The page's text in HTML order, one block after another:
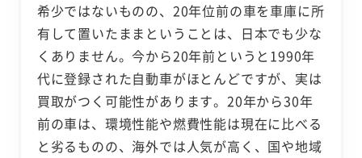
希少ではないものの、20年位前の車を車庫に所
有して置いたままということは、日本でも少な
くありません。今から20年前というと1990年
代に登録された自動車がほとんどですが、実は
買取がつく可能性があります。20年から30年
前の車は、環境性能や燃費性能は現在に比べる
と劣るものの、海外では人気が高く、国や地域